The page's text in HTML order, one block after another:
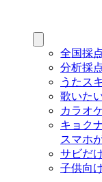
全国採
分析採
うたス
歌いた
カラオ
キョク
スマホ
サビだ
子供向